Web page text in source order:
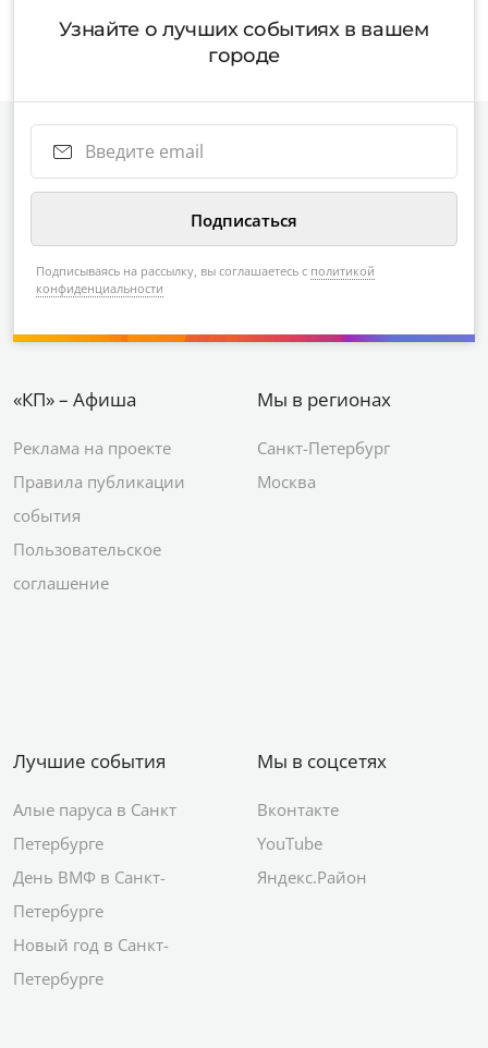
Узнайте о лучших событиях в вашем
городе
Подписываясь на рассылку, вы соглашаетесь с политикой
конфиденциальности
«КП» – Афиша
Реклама на проекте
Правила публикации
события
Пользовательское
соглашение
Мы в регионах
Санкт-Петербург
Москва
Лучшие события
Алые паруса в Санкт
Петербурге
День ВМФ в Санкт-
Петербурге
Новый год в Санкт-
Петербурге
Мы в соцсетях
Вконтакте
YouTube
Яндекс.Район